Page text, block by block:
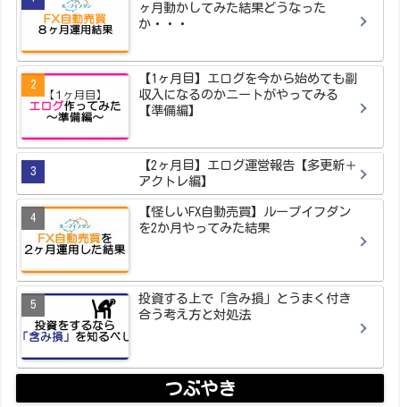
ヶ月動かしてみた結果どうなった
か・・・
【1ヶ月目】エログを今から始めても副
収入になるのかニートがやってみる
【準備編】
【2ヶ月目】エログ運営報告【多更新＋
アクトレ編】
【怪しいFX自動売買】ループイフダン
を2か月やってみた結果
投資する上で「含み損」とうまく付き
合う考え方と対処法
つぶやき